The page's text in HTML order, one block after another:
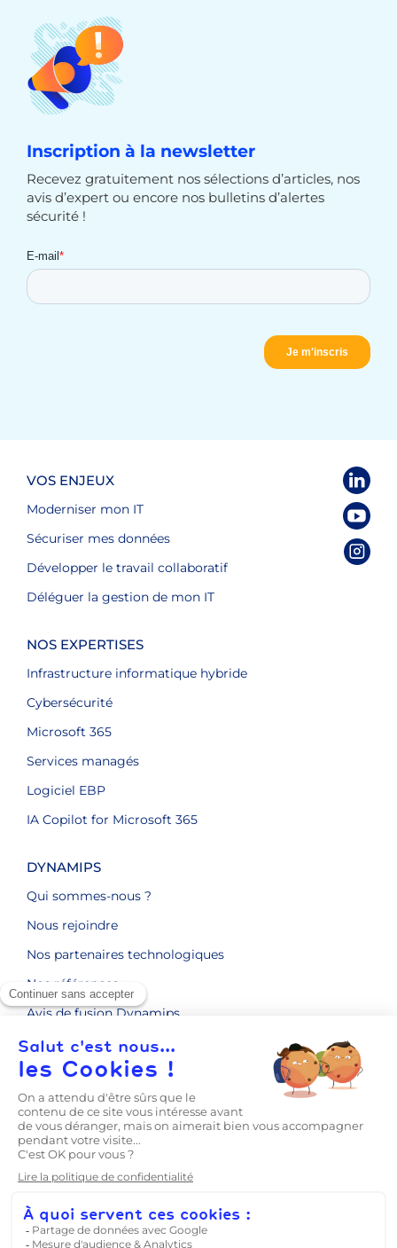
Inscription à la newsletter
Recevez gratuitement nos sélections d’articles, nos
avis d’expert ou encore nos bulletins d’alertes
sécurité !
VOS ENJEUX
Moderniser mon IT
Sécuriser mes données
Développer le travail collaboratif
Déléguer la gestion de mon IT
NOS EXPERTISES
Infrastructure informatique hybride
Cybersécurité
Microsoft 365
Services managés
Logiciel EBP
IA Copilot for Microsoft 365
DYNAMIPS
Qui sommes-nous ?
Nous rejoindre
Nos partenaires technologiques
Nos références
Avis de fusion Dynamips
ENGAGEMENTS RSE
CONTACT
LE BLOG
Prise en main
Mentions légales Politique de confidentialité